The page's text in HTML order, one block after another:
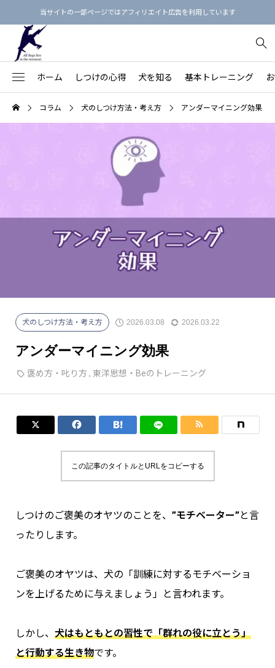
当サイトの一部ページではアフィリエイト広告を利用しています
ホーム しつけの心得 犬を知る 基本トレーニング
78
43
20
28
犬の思春期
犬のしつけ3原則
オヤツを使わないしつけ方
【保存版】犬という生き物を知る
【総集編】犬語の単語帳：犬のボディランゲージ
【総集編】カーミング・シグナルをおぼえよう！
【保存版】犬の鳴き声・吠え声の4分類と対策
【保存版】犬の年齢を人間の年齢に換算すると？
思春期の犬（生後6カ月～2歳頃）
【決定版】「飼い主の指示に即座に従う犬」の育て方
基本的生活習慣を身につけよう！
【完全版】愛犬に『おすわり』を教えよう
「フセ」を訓練してはいけない理由
本の通りに教えてもうまくいかないのはなぜ？
しつけ教室にかけたお金を無駄にしない7つの方法
お散歩マナー最新ガイド
ドッグラン
フィラリア予防薬のえらび方
爪切りをしよう
犬用品リスト
食事・健康の本9冊
コラム 犬のしつけ方法・考え方 アンダーマイニング効果
犬のしつけ方法・考え方 2026.03.08 2026.03.22
アンダーマイニング効果
褒め方・叱り方 , 東洋思想・Beのトレーニング
   
この記事のタイトルとURLをコピーする
しつけのご褒美のオヤツのことを、 ”モチベーター”と言
ったりします。
ご褒美のオヤツは、犬の「訓練に対するモチベーショ
ンを上げるために与えましょう」と言われます。
しかし、 犬はもともとの習性で「群れの役に立とう」
と行動する生き物です。